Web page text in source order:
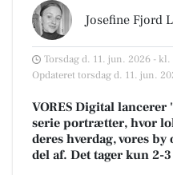
Josefine Fjord
Torsdag d. 11. jun. 2026 - kl.
Opdateret torsdag d. 11. jun.
VORES Digital
serie portrætter, hvor
deres hverdag, vores
del af. Det tager kun 2-